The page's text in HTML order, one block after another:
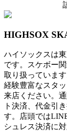
HIGHSOX
ハイソックスは
です。スケボー
取り扱っていま
経験豊富なスタ
来店ください。
ト決済、代金引
す。店頭では
シュレス決済に